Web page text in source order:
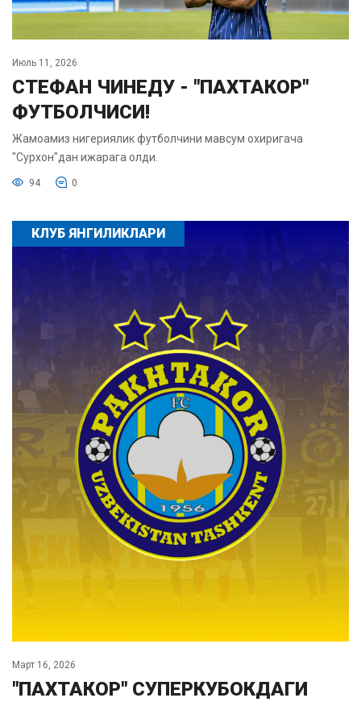
Июль 11, 2026
СТЕФАН ЧИНЕДУ - "ПАХТАКОР"
ФУТБОЛЧИСИ!
Жамоамиз нигериялик футболчини мавсум охиригача
"Сурхон"дан ижарага олди.
94 0
КЛУБ ЯНГИЛИКЛАРИ
Март 16, 2026
"ПАХТАКОР" СУПЕРКУБОКДАГИ